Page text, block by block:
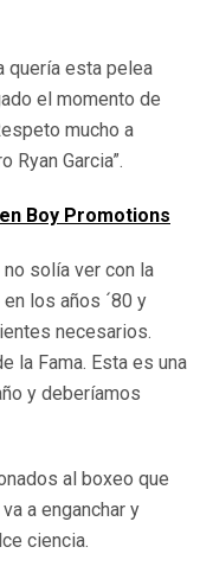
quería esta pelea
el momento de
mucho a
Ryan Garcia”.
Boy Promotions
solía ver con la
los años ´80 y
necesarios.
la Fama. Esta es una
y deberíamos
al boxeo que
a enganchar y
ciencia.